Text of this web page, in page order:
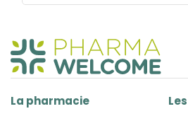
La pharmacie